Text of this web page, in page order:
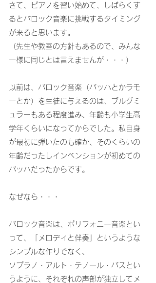
さて、ピアノを習い始めて、しばらくす
るとバロック音楽に挑戦するタイミング
が来ると思います。
（先生や教室の方針もあるので、みんな
一様に同じとは言えませんが・・・）
以前は、バロック音楽（バッハとかラモ
ーとか）を生徒に与えるのは、ブルグミ
ュラーもある程度進み、年齢も小学生高
学年くらいになってからでした。私自身
が最初に弾いたのも確か、そのくらいの
年齢だったしインベンションが初めての
バッハだったからです。
なぜなら・・・
バロック音楽は、ポリフォニー音楽とい
って、「メロディと伴奏」というような
シンプルな作りでなく、
ソプラノ・アルト・テノール・バスとい
うように、それぞれの声部が独立してメ